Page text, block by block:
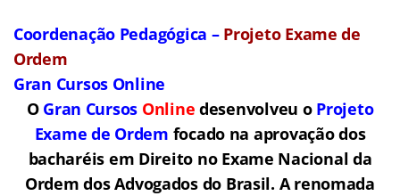
Coordenação Pedagógica – Projeto Exame de
Ordem
Gran Cursos Online
O Gran Cursos Online desenvolveu o Projeto
Exame de Ordem focado na aprovação dos
bacharéis em Direito no Exame Nacional da
Ordem dos Advogados do Brasil. A renomada